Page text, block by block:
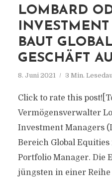
LOMBARD
BAUT
GESCHÄFT
8. Juni 2021 3 Min.
Click to rate this
Vermögensverwalter
Investment Managers
Bereich Global
Portfolio Manager. Die
jüngsten in einer